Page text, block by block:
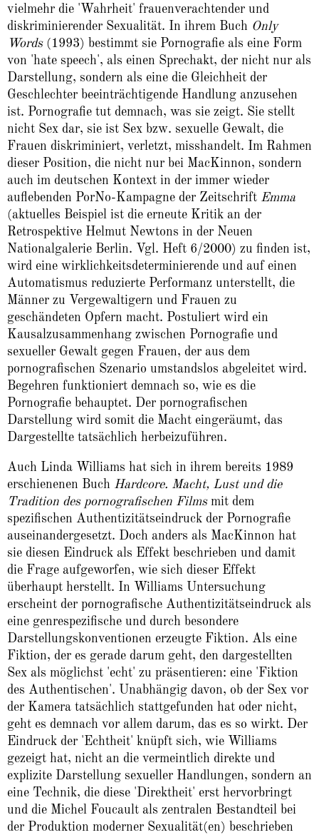
vielmehr die 'Wahrheit' frauenverachtender und
diskriminierender Sexualität. In ihrem Buch Only
Words (1993) bestimmt sie Pornografie als eine Form
von 'hate speech', als einen Sprechakt, der nicht nur als
Darstellung, sondern als eine die Gleichheit der
Geschlechter beeinträchtigende Handlung anzusehen
ist. Pornografie tut demnach, was sie zeigt. Sie stellt
nicht Sex dar, sie ist Sex bzw. sexuelle Gewalt, die
Frauen diskriminiert, verletzt, misshandelt. Im Rahmen
dieser Position, die nicht nur bei MacKinnon, sondern
auch im deutschen Kontext in der immer wieder
auflebenden PorNo-Kampagne der Zeitschrift Emma
(aktuelles Beispiel ist die erneute Kritik an der
Retrospektive Helmut Newtons in der Neuen
Nationalgalerie Berlin. Vgl. Heft 6/2000) zu finden ist,
wird eine wirklichkeitsdeterminierende und auf einen
Automatismus reduzierte Performanz unterstellt, die
Männer zu Vergewaltigern und Frauen zu
geschändeten Opfern macht. Postuliert wird ein
Kausalzusammenhang zwischen Pornografie und
sexueller Gewalt gegen Frauen, der aus dem
pornografischen Szenario umstandslos abgeleitet wird.
Begehren funktioniert demnach so, wie es die
Pornografie behauptet. Der pornografischen
Darstellung wird somit die Macht eingeräumt, das
Dargestellte tatsächlich herbeizuführen.
Auch Linda Williams hat sich in ihrem bereits 1989
erschienenen Buch Hardcore. Macht, Lust und die
Tradition des pornografischen Filmsmit dem
spezifischen Authentizitätseindruck der Pornografie
auseinandergesetzt. Doch anders als MacKinnon hat
sie diesen Eindruck als Effekt beschrieben und damit
die Frage aufgeworfen, wie sich dieser Effekt
überhaupt herstellt. In Williams Untersuchung
erscheint der pornografische Authentizitätseindruck als
eine genrespezifische und durch besondere
Darstellungskonventionen erzeugte Fiktion. Als eine
Fiktion, der es gerade darum geht, den dargestellten
Sex als möglichst 'echt' zu präsentieren: eine 'Fiktion
des Authentischen'. Unabhängig davon, ob der Sex vor
der Kamera tatsächlich stattgefunden hat oder nicht,
geht es demnach vor allem darum, das es so wirkt. Der
Eindruck der 'Echtheit' knüpft sich, wie Williams
gezeigt hat, nicht an die vermeintlich direkte und
explizite Darstellung sexueller Handlungen, sondern an
eine Technik, die diese 'Direktheit' erst hervorbringt
und die Michel Foucault als zentralen Bestandteil bei
der Produktion moderner Sexualität(en) beschrieben